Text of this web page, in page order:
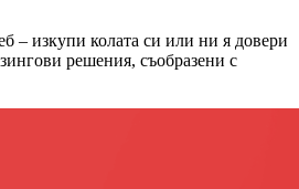
– изкупи колата си или ни я довери
решения, съобразени с